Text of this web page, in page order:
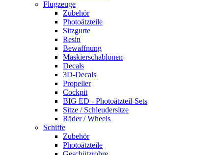
Flugzeuge
Zubehör
Photoätzteile
Sitzgurte
Resin
Bewaffnung
Maskierschablonen
Decals
3D-Decals
Propeller
Cockpit
BIG ED - Photoätzteil-Sets
Sitze / Schleudersitze
Räder / Wheels
Schiffe
Zubehör
Photoätzteile